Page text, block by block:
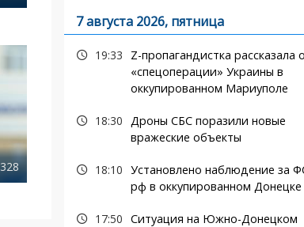
328
7 августа 2026, пятница
19:33
Z-пропагандистка рассказала о
«спецоперации» Украины в
оккупированном Мариуполе
18:30 Дроны СБС поразили новые
вражеские объекты
18:10 Установлено наблюдение за
рф в оккупированном Донецке
17:50 Ситуация на Южно-Донецком